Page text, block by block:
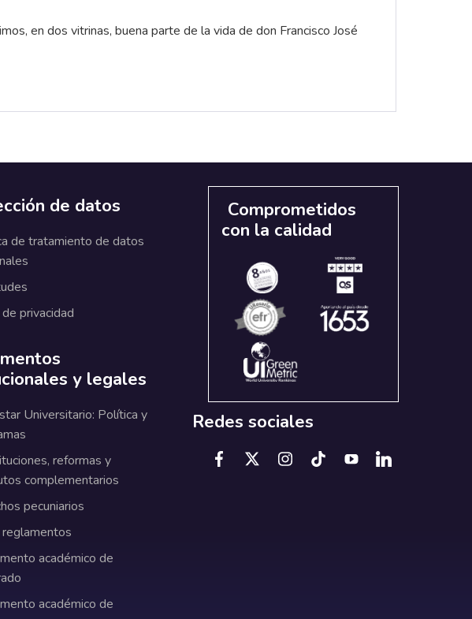
en dos vitrinas, buena parte de la vida de don Francisco José
de datos
de tratamiento de datos
privacidad
y legales
Universitario: Política y
reformas y
complementarios
pecuniarios
académico de
académico de
Comprometidos
con la calidad
Redes sociales